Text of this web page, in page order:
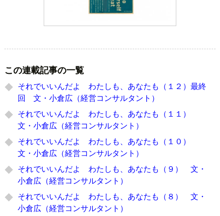
この連載記事の一覧
それでいいんだよ わたしも、あなたも（１２）最終
回 文・小倉広（経営コンサルタント）
それでいいんだよ わたしも、あなたも（１１）
文・小倉広（経営コンサルタント）
それでいいんだよ わたしも、あなたも（１０）
文・小倉広（経営コンサルタント）
それでいいんだよ わたしも、あなたも（９） 文・
小倉広（経営コンサルタント）
それでいいんだよ わたしも、あなたも（８） 文・
小倉広（経営コンサルタント）